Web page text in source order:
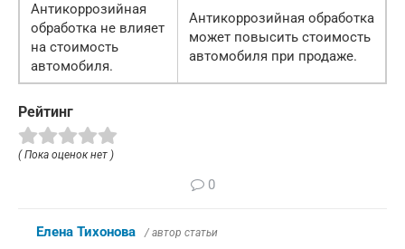
Антикоррозийная
обработка не влияет
на стоимость
автомобиля.
Антикоррозийная обработка
может повысить стоимость
автомобиля при продаже.
Рейтинг
( Пока оценок нет )
0
Елена Тихонова / автор статьи